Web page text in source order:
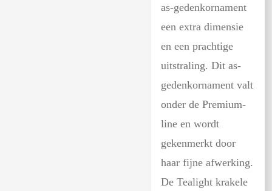
as-gedenkornament
een extra dimensie
en een prachtige
uitstraling. Dit as-
gedenkornament valt
onder de Premium-
line en wordt
gekenmerkt door
haar fijne afwerking.
De Tealight krakele